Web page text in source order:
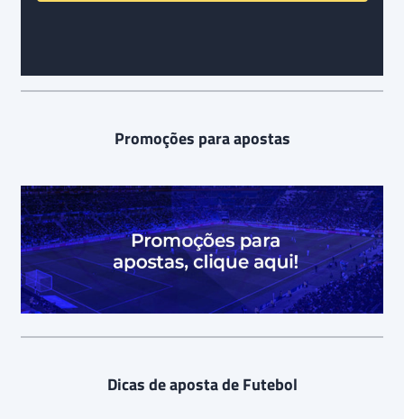
Promoções para apostas
Dicas de aposta de Futebol